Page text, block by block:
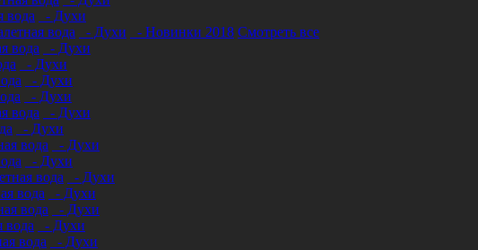
вода
- Духи
вода - Духи - Новинки 2018 Смотреть все
вода
- Духи
- Духи
- Духи
- Духи
вода
- Духи
- Духи
вода
- Духи
- Духи
вода
- Духи
вода
- Духи
вода
- Духи
вода
- Духи
вода
- Духи